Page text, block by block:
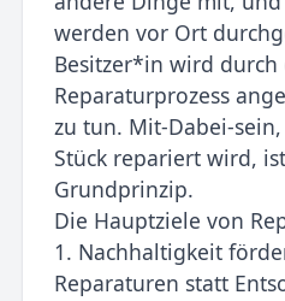
werden vor Ort
Besitzer*in wird durch
Reparaturprozess
zu tun. Mit-Dabei-
Stück repariert wird,
Grundprinzip.
Die Hauptziele von
1. Nachhaltigkeit
Reparaturen statt